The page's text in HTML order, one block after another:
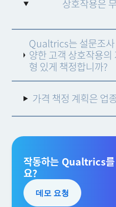
상호작용은
상호작용은 XM 인사이트
하기 위해 Qualtrics가 수집
기록으로 정의됩니다. 각각
용되는 상호작용 유형은
제품군의 상호작용 예이며,
할 수 있습니다.
Qualtrics는 설문조사
양한 고객 상호작용의
형 있게 책정합니까?
가격 책정 계획은 업
작동하는 Qualtrics를
요?
데모 요청